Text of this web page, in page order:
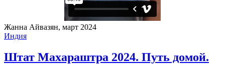
Жанна Айвазян, март 2024
Индия
Штат Махараштра 2024. Путь домой.